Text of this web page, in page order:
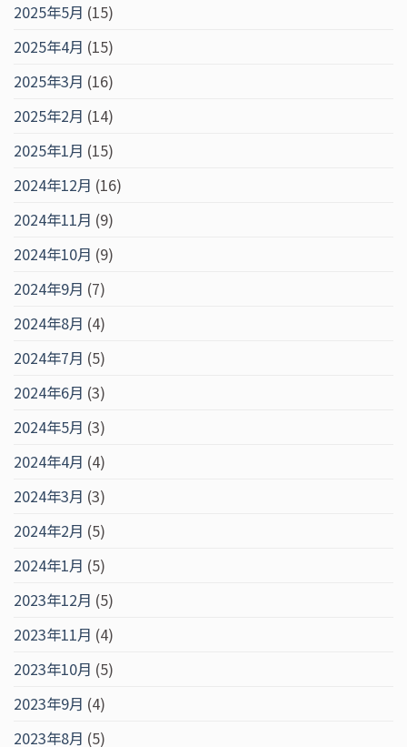
2025年5月 (15)
2025年4月 (15)
2025年3月 (16)
2025年2月 (14)
2025年1月 (15)
2024年12月 (16)
2024年11月 (9)
2024年10月 (9)
2024年9月 (7)
2024年8月 (4)
2024年7月 (5)
2024年6月 (3)
2024年5月 (3)
2024年4月 (4)
2024年3月 (3)
2024年2月 (5)
2024年1月 (5)
2023年12月 (5)
2023年11月 (4)
2023年10月 (5)
2023年9月 (4)
2023年8月 (5)